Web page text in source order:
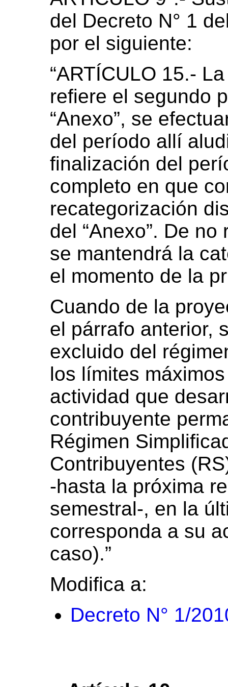
del Decreto N° 1
por el siguiente:
“ARTÍCULO 15.-
refiere el segundo
“Anexo”, se
del período allí
finalización del
completo en que
recategorización
del “Anexo”. De
se mantendrá la
el momento de la
Cuando de la
el párrafo anterior,
excluido del
los límites
actividad que
contribuyente
Régimen
Contribuyentes
-hasta la próxima
semestral-, en la
corresponda a su
caso).”
Modifica a:
Decreto N° 1/